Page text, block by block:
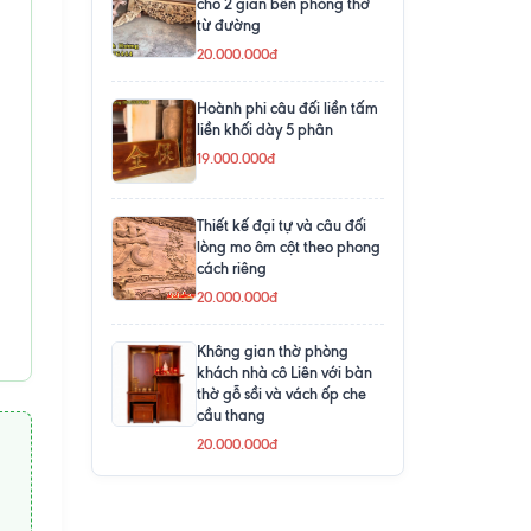
cho 2 gian bên phòng thờ
từ đường
20.000.000đ
Hoành phi câu đối liền tấm
liền khối dày 5 phân
19.000.000đ
Thiết kế đại tự và câu đối
lòng mo ôm cột theo phong
cách riêng
20.000.000đ
Không gian thờ phòng
khách nhà cô Liên với bàn
thờ gỗ sồi và vách ốp che
cầu thang
20.000.000đ